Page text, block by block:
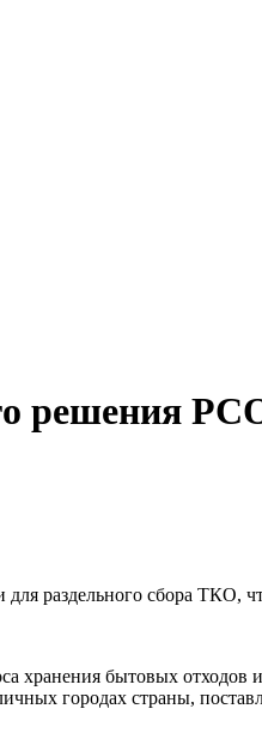
решения
раздельного сбора ТКО,
бытовых отходов
городах страны,